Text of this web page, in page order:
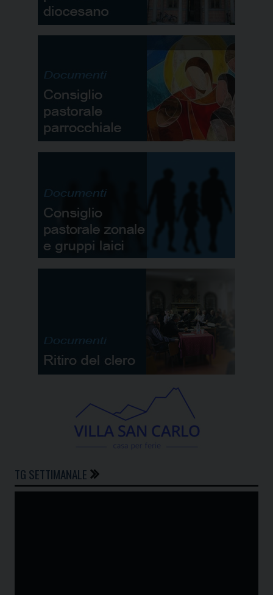
TG SETTIMANALE